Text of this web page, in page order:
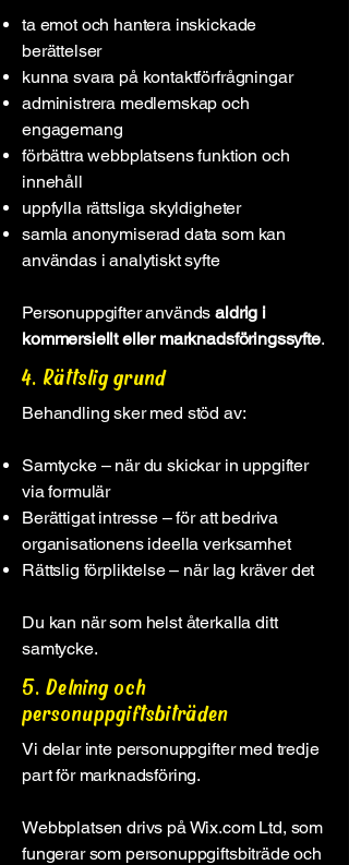
ta emot och hantera inskickade
berättelser
kunna svara på kontaktförfrågningar
administrera medlemskap och
engagemang
förbättra webbplatsens funktion och
innehåll
uppfylla rättsliga skyldigheter
samla anonymiserad data som kan
användas i analytiskt syfte
Personuppgifter användsaldrig i
kommersiellt eller marknadsföringssyfte.
4. Rättslig grund
Behandling sker med stöd av:
Samtycke – när du skickar in uppgifter
via formulär
Berättigat intresse – för att bedriva
organisationens ideella verksamhet
Rättslig förpliktelse – när lag kräver det
Du kan när som helst återkalla ditt
samtycke.
5. Delning och
personuppgiftsbiträden
Vi delar inte personuppgifter med tredje
part för marknadsföring.
Webbplatsen drivs på Wix.com Ltd, som
fungerar som personuppgiftsbiträde och